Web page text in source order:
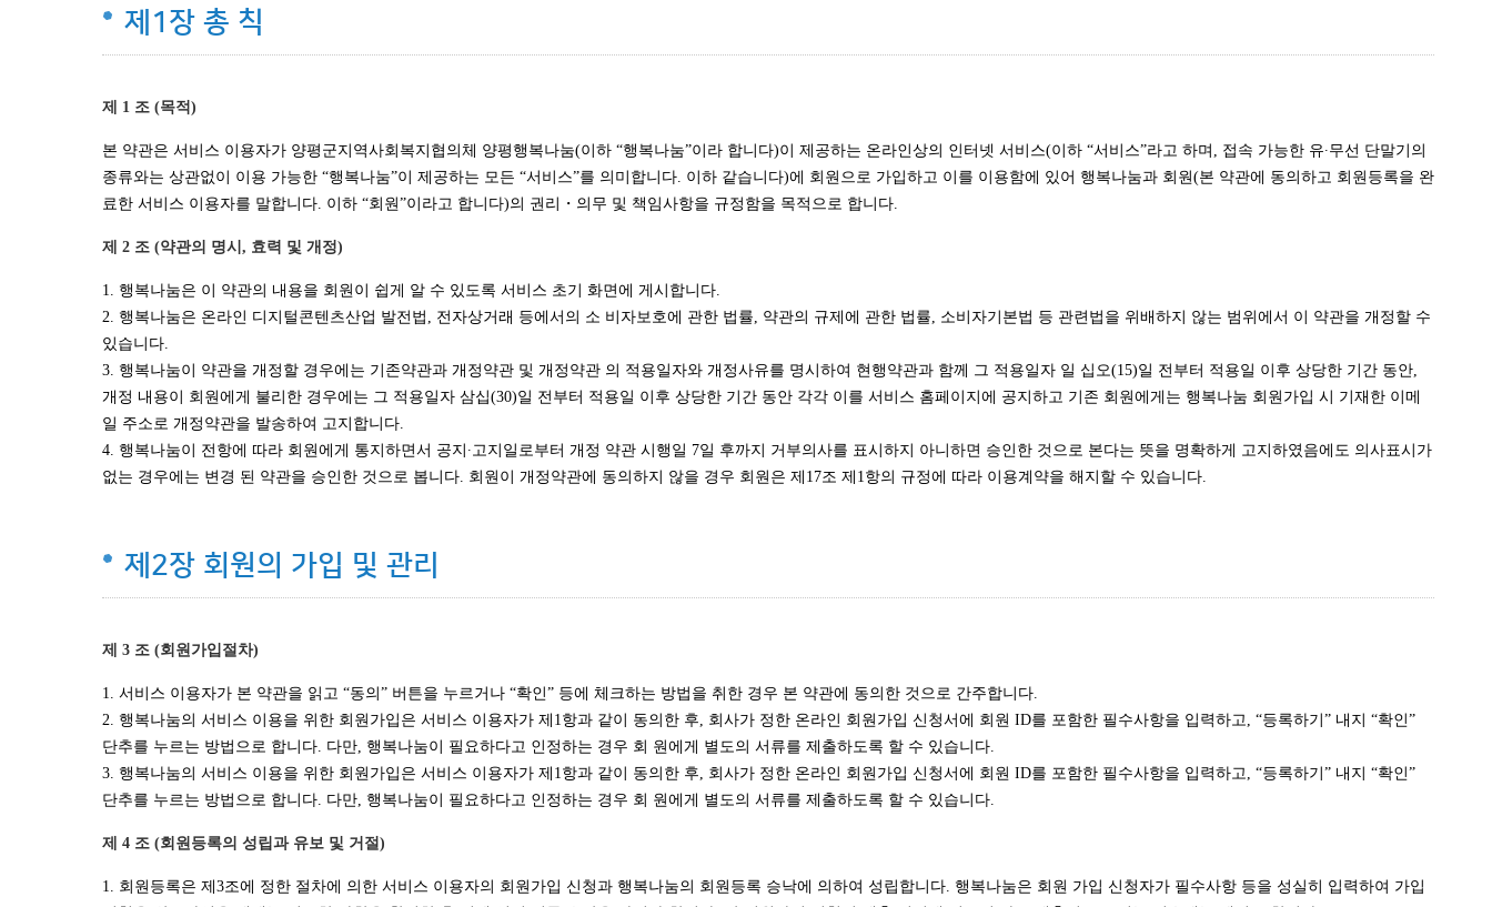
제1장 총 칙
제 1 조 (목적)
본 약관은 서비스 이용자가 양평군지역사회복지협의체 양평행복나눔(이하 “행복나눔”이라 합니다)이 제공하는 온라인상의 인터넷 서비스(이하 “서비스”라고 하며, 접속 가능한 유∙무선 단말기의
종류와는 상관없이 이용 가능한 “행복나눔”이 제공하는 모든 “서비스”를 의미합니다. 이하 같습니다)에 회원으로 가입하고 이를 이용함에 있어 행복나눔과 회원(본 약관에 동의하고 회원등록을 완
료한 서비스 이용자를 말합니다. 이하 “회원”이라고 합니다)의 권리・의무 및 책임사항을 규정함을 목적으로 합니다.
제 2 조 (약관의 명시, 효력 및 개정)
1. 행복나눔은 이 약관의 내용을 회원이 쉽게 알 수 있도록 서비스 초기 화면에 게시합니다.
2. 행복나눔은 온라인 디지털콘텐츠산업 발전법, 전자상거래 등에서의 소 비자보호에 관한 법률, 약관의 규제에 관한 법률, 소비자기본법 등 관련법을 위배하지 않는 범위에서 이 약관을 개정할 수
있습니다.
3. 행복나눔이 약관을 개정할 경우에는 기존약관과 개정약관 및 개정약관 의 적용일자와 개정사유를 명시하여 현행약관과 함께 그 적용일자 일 십오(15)일 전부터 적용일 이후 상당한 기간 동안,
개정 내용이 회원에게 불리한 경우에는 그 적용일자 삼십(30)일 전부터 적용일 이후 상당한 기간 동안 각각 이를 서비스 홈페이지에 공지하고 기존 회원에게는 행복나눔 회원가입 시 기재한 이메
일 주소로 개정약관을 발송하여 고지합니다.
4. 행복나눔이 전항에 따라 회원에게 통지하면서 공지∙고지일로부터 개정 약관 시행일 7일 후까지 거부의사를 표시하지 아니하면 승인한 것으로 본다는 뜻을 명확하게 고지하였음에도 의사표시가
없는 경우에는 변경 된 약관을 승인한 것으로 봅니다. 회원이 개정약관에 동의하지 않을 경우 회원은 제17조 제1항의 규정에 따라 이용계약을 해지할 수 있습니다.
제2장 회원의 가입 및 관리
제 3 조 (회원가입절차)
1. 서비스 이용자가 본 약관을 읽고 “동의” 버튼을 누르거나 “확인” 등에 체크하는 방법을 취한 경우 본 약관에 동의한 것으로 간주합니다.
2. 행복나눔의 서비스 이용을 위한 회원가입은 서비스 이용자가 제1항과 같이 동의한 후, 회사가 정한 온라인 회원가입 신청서에 회원 ID를 포함한 필수사항을 입력하고, “등록하기” 내지 “확인”
단추를 누르는 방법으로 합니다. 다만, 행복나눔이 필요하다고 인정하는 경우 회 원에게 별도의 서류를 제출하도록 할 수 있습니다.
3. 행복나눔의 서비스 이용을 위한 회원가입은 서비스 이용자가 제1항과 같이 동의한 후, 회사가 정한 온라인 회원가입 신청서에 회원 ID를 포함한 필수사항을 입력하고, “등록하기” 내지 “확인”
단추를 누르는 방법으로 합니다. 다만, 행복나눔이 필요하다고 인정하는 경우 회 원에게 별도의 서류를 제출하도록 할 수 있습니다.
제 4 조 (회원등록의 성립과 유보 및 거절)
1. 회원등록은 제3조에 정한 절차에 의한 서비스 이용자의 회원가입 신청과 행복나눔의 회원등록 승낙에 의하여 성립합니다. 행복나눔은 회원 가입 신청자가 필수사항 등을 성실히 입력하여 가입